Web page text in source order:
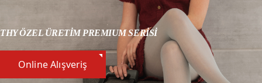
THY ÖZEL ÜRETİM PREMIUM SERİSİ
Online Alışveriş